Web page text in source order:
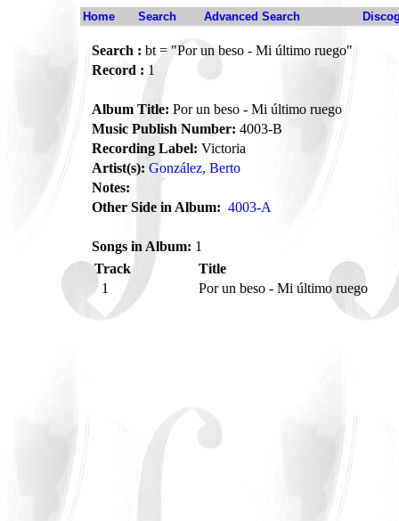
Home Search Advanced Search
Search : bt = "Por un beso - Mi último ruego"
Record : 1
Album Title: Por un beso - Mi último ruego
Music Publish Number: 4003-B
Recording Label: Victoria
Artist(s): González, Berto
Notes:
Other Side in Album: 4003-A
Songs in Album: 1
Track
Title
1
Por un beso - Mi último ruego